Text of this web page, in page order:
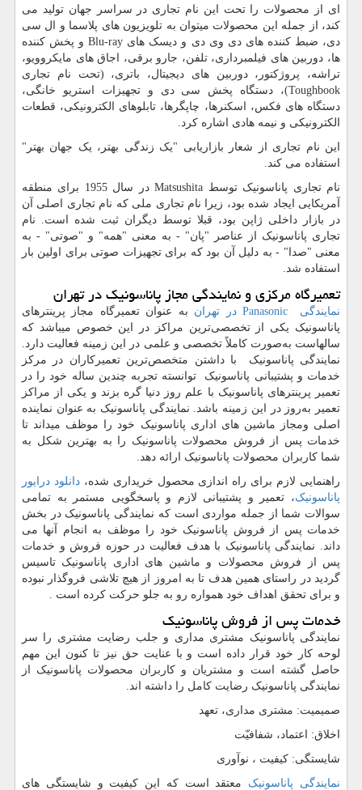
ای از محصولات را تحت این نام تجاری در سراسر جهان تولید می
کند، از جمله این محصولات میتوان به تلویزیون های پلاسما و ال سی
دی، ضبط کننده های دی وی دی و دیسک های Blu-rayو پخش کننده
ها، دوربین های فیلمبرداری، تلفن، جارو برقی، اجاق های مایکروویو،
تراشه، پروژکتور، دوربین های دیجیتال، باتری، (تحت نام تجاری
Toughbook)، دستگاه پخش سی دی و تجهیزات استریو خانگی،
دستگاه های فکس، اسکنرها، چاپگرها، تابلوهای الکترونیکی، قطعات
الکترونیکی و نیمه هادی اشاره کرد.
این نام تجاری از شعار بازاریابی "یک زندگی بهتر، یک جهان بهتر"
استفاده می کند.
نام تجاری پاناسونیک توسط Matsushita
در سال 1955 برای منطقه
آمریکایی ایجاد شده بود، زیرا نام تجاری ملی که نام تجاری اصلی آن
در بازار داخلی ژاپن بود، قبلا توسط دیگران ثبت شده است. نام
تجاری پاناسونیک از عناصر "پان" - به معنی "همه" و "صوتی" - به
معنی "صدا" - به دلیل آن بود که برای تجهیزات صوتی برای اولین بار
استفاده شد.
تعمیرگاه مرکزی و نمایندگی مجاز پاناسونیک در تهران
نمایندگی Panasonicدر تهران به عنوان تعمیرگاه مجاز پرینترهای
پاناسونیک یکی از تخصصی‌ترین مراکز در این خصوص میباشد که
سالهاست به‌صورت کاملاً تخصصی و علمی در این زمینه فعالیت دارد.
نمایندگی پاناسونیک با داشتن متخصص‌ترین تعمیرکاران در مرکز
خدمات و پشتیبانی پاناسونیک توانسته‌ تجربه چندین ساله خود را در
تعمیر پرینترهای پاناسونیک با علم روز دنیا گره بزند و یکی از مراکز
تعمیر به‌روز در این زمینه باشد. نمایندگی پاناسونیک به عنوان نماینده
اصلی ومجاز ماشین های اداری پاناسونیک خود را موظف میداند تا
خدمات پس از فروش محصولات پاناسونیک را به بهترین شکل به
شما کاربران محصولات پاناسونیک ارائه دهد.
راهنمایی لازم برای راه اندازی محصول خریداری شده،دانلود درایور
پاناسونیک، تعمیر و پشتیبانی لازم و پاسخگویی مستمر به تمامی
سوالات شما از جمله مواردی است که نمایندگی پاناسونیک در بخش
خدمات پس از فروش پاناسونیک خود را موظف به انجام آنها می
داند. نمایندگی پاناسونیک با هدف فعالیت در حوزه فروش و خدمات
پس از فروش محصولات و ماشین های اداری پاناسونیک تاسیس
گردید در راستای همین هدف تا به امروز از هیچ تلاشی فروگذار نبوده
و برای تحقق اهداف خود همواره رو به جلو حرکت کرده است .
خدمات پس از فروش پاناسونیک
نمایندگی پاناسونیک مشتری مداری و جلب رضایت مشتری را سر
لوحه کار خود قرار داده است و با عنایت حق نیز تا کنون این مهم
حاصل گشته است و مشتریان و کاربران محصولات پاناسونیک از
نمایندگی پاناسونیک رضایت کامل را داشته اند.
صمیمیت: مشتری مداری، تعهد
اخلاق: اعتماد، شفافیّت
شایستگی: کیفیت ، نوآوری
نمایندگی پاناسونیک معتقد است که این کیفیت و شایستگی های